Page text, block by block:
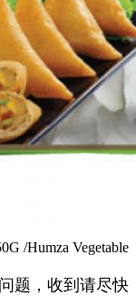
/Humza Vegetable
题，收到请尽快